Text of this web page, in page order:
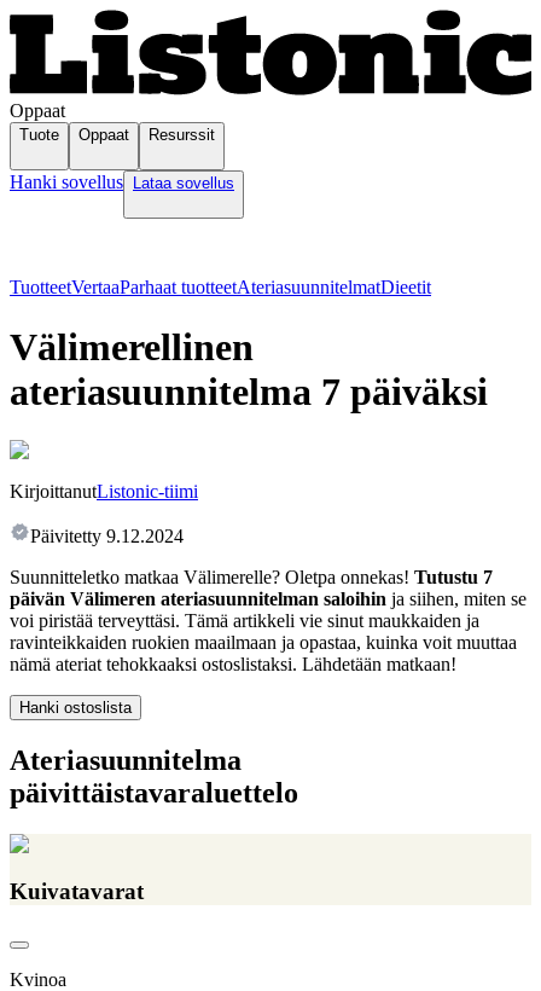
Oppaat
Tuote Oppaat Resurssit
Hanki sovellus Lataa sovellus
TuotteetVertaaParhaat tuotteetAteriasuunnitelmatDieetit
Välimerellinen
ateriasuunnitelma 7 päiväksi
KirjoittanutListonic-tiimi
Päivitetty 9.12.2024
Suunnitteletko matkaa Välimerelle? Oletpa onnekas! Tutustu 7
päivän Välimeren ateriasuunnitelman saloihin ja siihen, miten se
voi piristää terveyttäsi. Tämä artikkeli vie sinut maukkaiden ja
ravinteikkaiden ruokien maailmaan ja opastaa, kuinka voit muuttaa
nämä ateriat tehokkaaksi ostoslistaksi. Lähdetään matkaan!
Hanki ostoslista
Ateriasuunnitelma
päivittäistavaraluettelo
Kuivatavarat
Kvinoa